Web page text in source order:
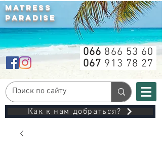
MATRESS
PARADISE
066 866 53 60
067 913 78 27
Как к нам добраться?